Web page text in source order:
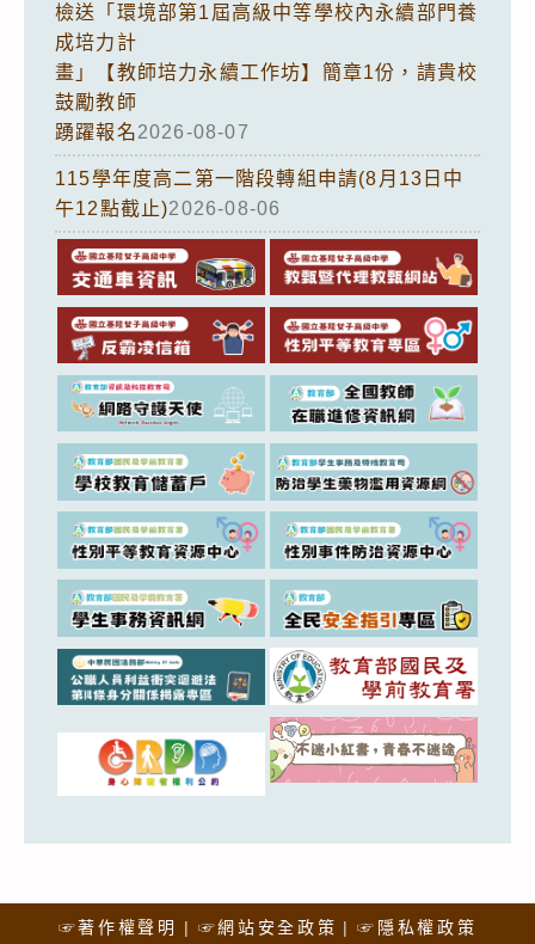
檢送「環境部第1屆高級中等學校內永續部門養
成培力計
畫」【教師培力永續工作坊】簡章1份，請貴校
鼓勵教師
踴躍報名2026-08-07
115學年度高二第一階段轉組申請(8月13日中
午12點截止)2026-08-06
☞著作權聲明 ☞網站安全政策 ☞隱私權政策